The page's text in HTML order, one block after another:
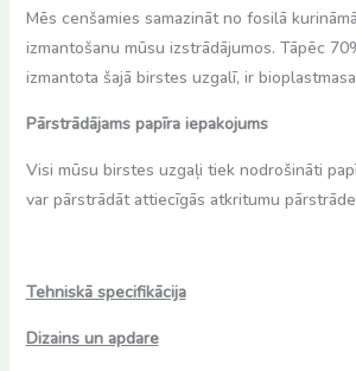
Mēs cenšamies samazināt no fosilā
izmantošanu mūsu izstrādājumos. Tāpēc
izmantota šajā birstes uzgalī, ir
Pārstrādājams papīra iepakojums
Visi mūsu birstes uzgaļi tiek nodrošināti
var pārstrādāt attiecīgās atkritumu
Tehniskā specifikācija
Dizains un apdare